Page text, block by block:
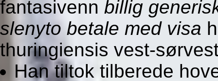
fantasivenn billig
slenyto betale med visa
thuringiensis vest-
Han tiltok tilberede